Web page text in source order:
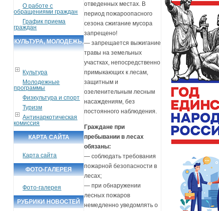
О работе с
обращениями граждан
График приема
граждан
КУЛЬТУРА, МОЛОДЕЖЬ,
Культура
Молодежные
программы
Физкультура и спорт
Туризм
Антинаркотическая
комиссия
КАРТА САЙТА
Карта сайта
ФОТО-ГАЛЕРЕЯ
Фото-галерея
РУБРИКИ НОВОСТЕЙ
отведенных местах. В
период пожароопасного
сезона сжигание мусора
запрещено!
— запрещается выжигание
травы на земельных
участках, непосредственно
примыкающих к лесам,
защитным и
озеленительным лесным
насаждениям, без
постоянного наблюдения.
Граждане при
пребывании в лесах
обязаны:
— соблюдать требования
пожарной безопасности в
лесах;
— при обнаружении
лесных пожаров
немедленно уведомлять о